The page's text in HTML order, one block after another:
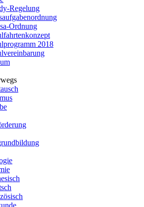
Regelung
Ordnung
2018